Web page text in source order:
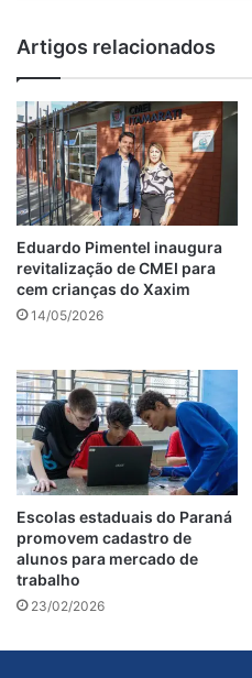
Artigos relacionados
Eduardo Pimentel inaugura
revitalização de CMEI para
cem crianças do Xaxim
14/05/2026
Escolas estaduais do Paraná
promovem cadastro de
alunos para mercado de
trabalho
23/02/2026